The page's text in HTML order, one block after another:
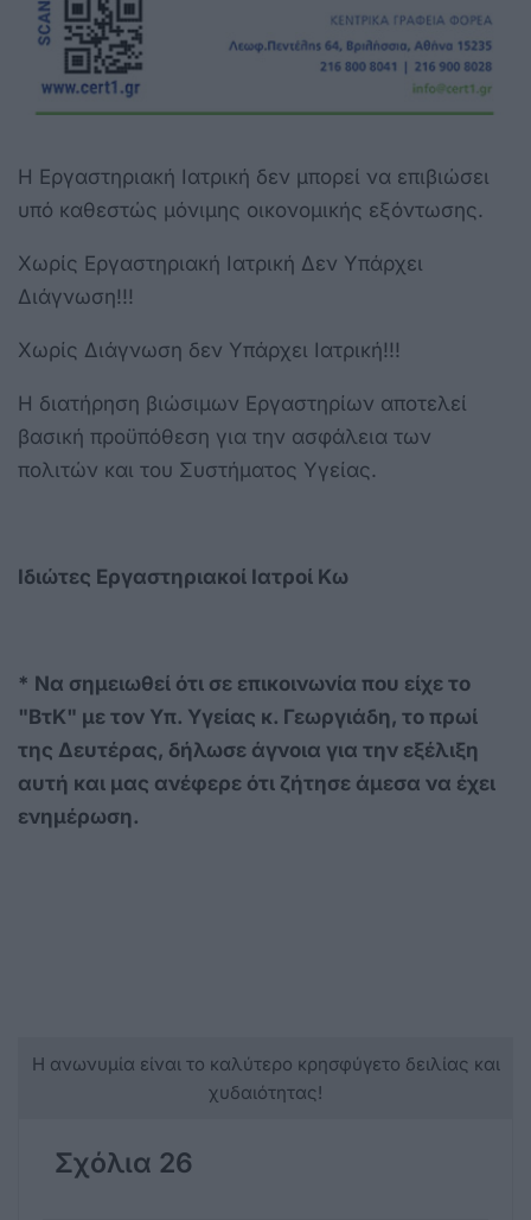
Η Εργαστηριακή Ιατρική δεν μπορεί να επιβιώσει
υπό καθεστώς μόνιμης οικονομικής εξόντωσης.
Χωρίς Εργαστηριακή Ιατρική Δεν Υπάρχει
Διάγνωση!!!
Χωρίς Διάγνωση δεν Υπάρχει Ιατρική!!!
Η διατήρηση βιώσιμων Εργαστηρίων αποτελεί
βασική προϋπόθεση για την ασφάλεια των
πολιτών και του Συστήματος Υγείας.
Ιδιώτες Εργαστηριακοί Ιατροί Κω
* Να σημειωθεί ότι σε επικοινωνία που είχε το
"ΒτΚ" με τον Υπ. Υγείας κ. Γεωργιάδη, το πρωί
της Δευτέρας, δήλωσε άγνοια για την εξέλιξη
αυτή και μας ανέφερε ότι ζήτησε άμεσα να έχει
ενημέρωση.
Η ανωνυμία είναι το καλύτερο κρησφύγετο δειλίας και
χυδαιότητας!
Σχόλια 26